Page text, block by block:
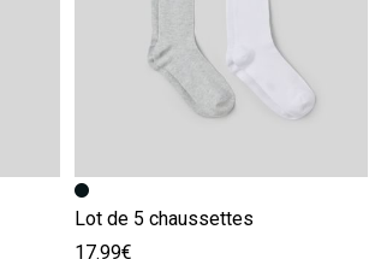
Image précédente
Image suivante
Lot de 5 chaussettes
17.99€